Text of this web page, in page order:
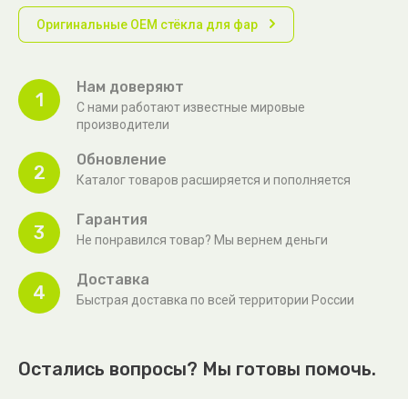
Оригинальные OEM стёкла для фар
1
Нам доверяют
С нами работают известные мировые
производители
2
Обновление
Каталог товаров расширяется и пополняется
3
Гарантия
Не понравился товар? Мы вернем деньги
4
Доставка
Быстрая доставка по всей территории России
Остались вопросы? Мы готовы помочь.